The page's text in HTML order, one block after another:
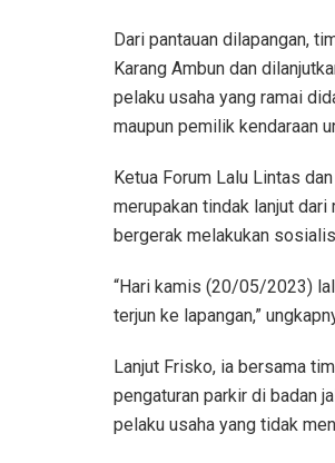
Dari pantauan dilapangan,
Karang Ambun dan
pelaku usaha yang ramai
maupun pemilik kendaraan
Ketua Forum Lalu Lintas
merupakan tindak lanjut
bergerak melakukan
“Hari kamis (20/05/2023)
terjun ke lapangan,”
Lanjut Frisko, ia bersama
pengaturan parkir di badan
pelaku usaha yang tidak